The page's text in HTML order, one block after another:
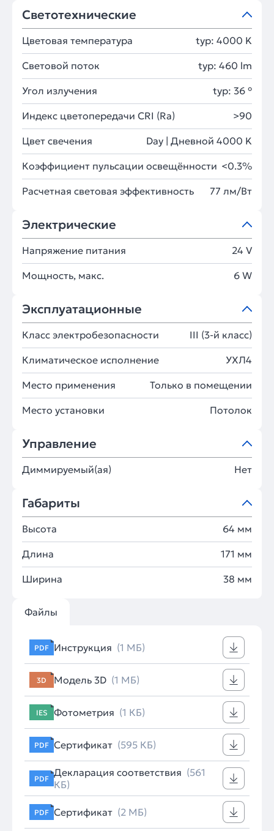
Светотехнические
Цветовая температура typ: 4000 K
Световой поток typ: 460 lm
Угол излучения typ: 36 °
Индекс цветопередачи CRI (Ra) >90
Цвет свечения Day | Дневной 4000 K
Коэффициент пульсации освещённости <0.3%
Расчетная световая эффективность 77 лм/Вт
Электрические
Напряжение питания 24 V
Мощность, макс. 6 W
Эксплуатационные
Класс электробезопасности III (3-й класс)
Климатическое исполнение УХЛ4
Место применения Только в помещении
Место установки Потолок
Управление
Диммируемый(ая) Нет
Габариты
Высота 64 мм
Длина 171 мм
Ширина 38 мм
Файлы
PDF Инструкция (1 МБ)
3D Модель 3D (1 МБ)
IES Фотометрия (1 КБ)
PDF Сертификат (595 КБ)
PDF Декларация соответствия (561
КБ)
PDF Сертификат (2 МБ)